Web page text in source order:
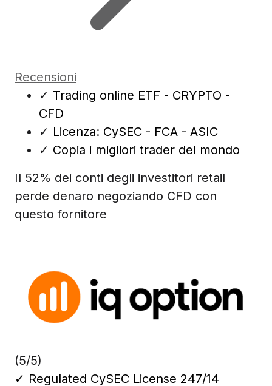
Recensioni
✓ Trading online ETF - CRYPTO -
CFD
✓ Licenza: CySEC - FCA - ASIC
✓ Copia i migliori trader del mondo
Il 52% dei conti degli investitori retail
perde denaro negoziando CFD con
questo fornitore
(5/5)
✓ Regulated CySEC License 247/14